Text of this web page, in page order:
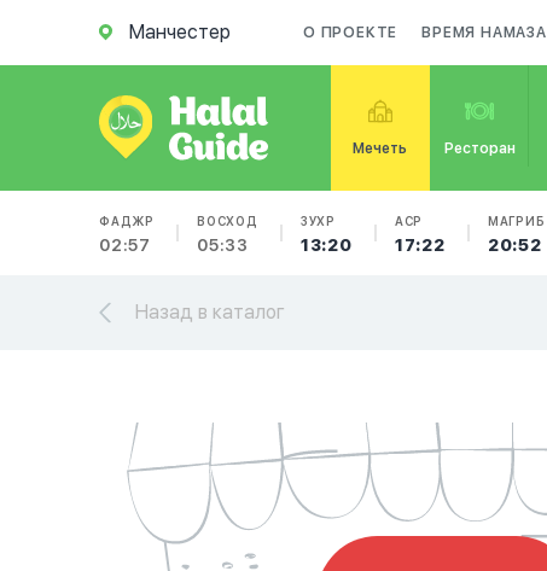
Манчестер О ПРОЕКТЕ ВРЕМЯ НАМАЗА
Мечеть Ресторан
ФАДЖР
02:57
ВОСХОД
05:33
ЗУХР
13:20
АСР
17:22
МАГРИБ
20:52
Назад в каталог